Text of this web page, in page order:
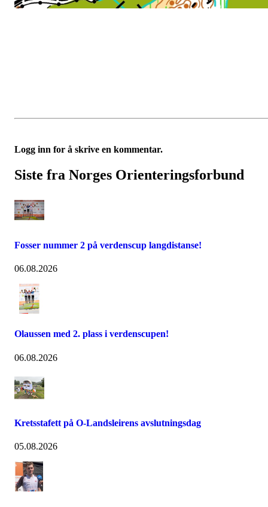
Logg inn for å skrive en kommentar.
Siste fra Norges Orienteringsforbund
Fosser nummer 2 på verdenscup langdistanse!
06.08.2026
Olaussen med 2. plass i verdenscupen!
06.08.2026
Kretsstafett på O-Landsleirens avslutningsdag
05.08.2026